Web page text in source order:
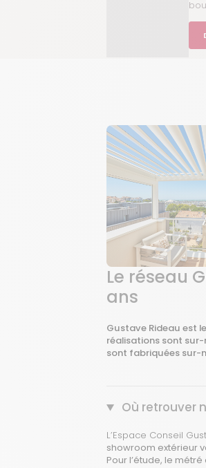
Le réseau
ans
Gustave Rideau est
réalisations sont sur-
sont fabriquées sur-
Où retrouver
L’Espace Conseil
showroom extérieur
Pour l’étude, le